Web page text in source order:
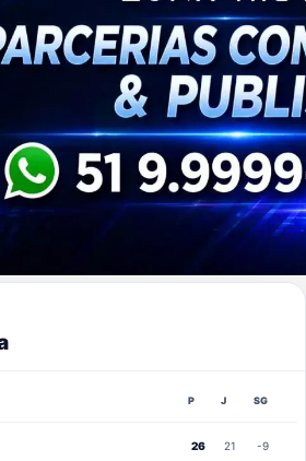
P J SG
26 21 -9